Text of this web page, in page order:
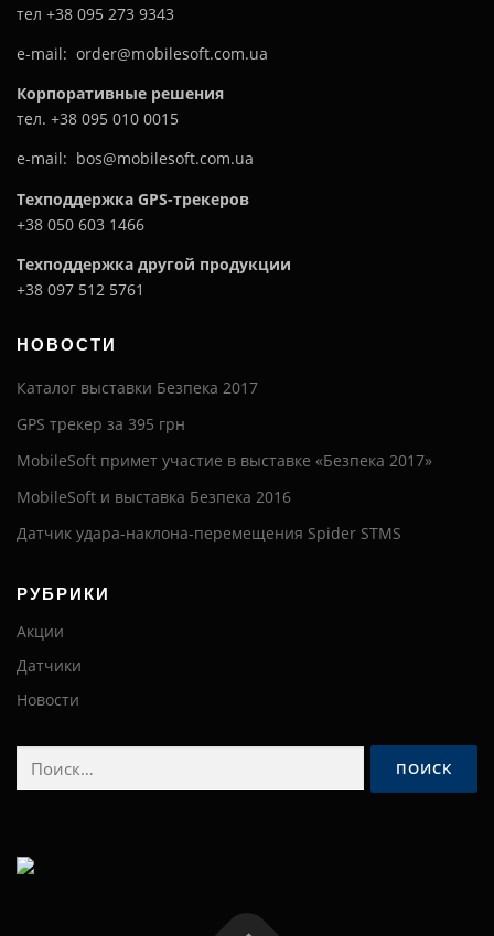
тел +38 095 273 9343
e-mail: order@mobilesoft.com.ua
Корпоративные решения
тел. +38 095 010 0015
e-mail: bos@mobilesoft.com.ua
Техподдержка GPS-трекеров
+38 050 603 1466
Техподдержка другой продукции
+38 097 512 5761
НОВОСТИ
Каталог выставки Безпека 2017
GPS трекер за 395 грн
MobileSoft примет участие в выставке «Безпека 2017»
MobileSoft и выставка Безпека 2016
Датчик удара-наклона-перемещения Spider STMS
РУБРИКИ
Акции
Датчики
Новости
Найти: